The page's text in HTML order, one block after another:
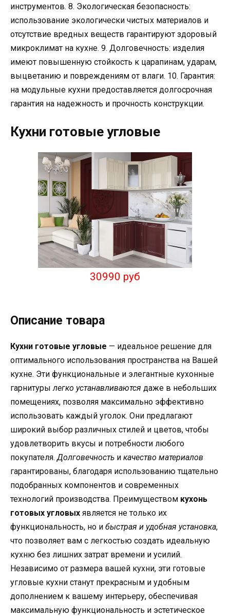
инструментов. 8. Экологическая безопасность:
использование экологически чистых материалов и
отсутствие вредных веществ гарантируют здоровый
микроклимат на кухне. 9. Долговечность: изделия
имеют повышенную стойкость к царапинам, ударам,
выцветанию и повреждениям от влаги. 10. Гарантия:
на модульные кухни предоставляется долгосрочная
гарантия на надежность и прочность конструкции.
Кухни готовые угловые
30990 руб
Описание товара
Кухни готовые угловые — идеальное решение для
оптимального использования пространства на Вашей
кухне. Эти функциональные и элегантные кухонные
гарнитурылегко устанавливаются даже в небольших
помещениях, позволяя максимально эффективно
использовать каждый уголок. Они предлагают
широкий выбор различных стилей и цветов, чтобы
удовлетворить вкусы и потребности любого
покупателя.Долговечность и качество материалов
гарантированы, благодаря использованию тщательно
подобранных компонентов и современных
технологий производства. Преимуществом кухонь
готовых угловых является не только их
функциональность, но и быстрая и удобная установка,
что позволяет вам с легкостью создать идеальную
кухню без лишних затрат времени и усилий.
Независимо от размера вашей кухни, эти готовые
угловые кухни станут прекрасным и удобным
дополнением к вашему интерьеру, обеспечивая
максимальную функциональность и эстетическое